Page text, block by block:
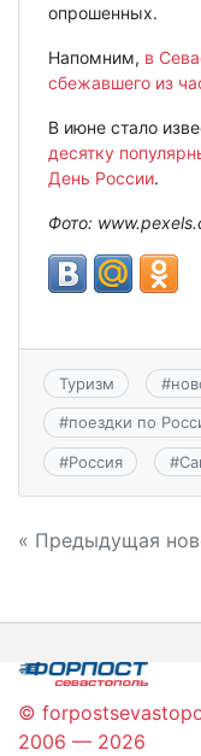
опрошенных.
Напомним, в
сбежавшего из
В июне стало
десятку
День России.
Фото: www.pexels.
Туризм #
#поездки по
#Россия #
записям
« Предыдущая
©
2006 — 2026